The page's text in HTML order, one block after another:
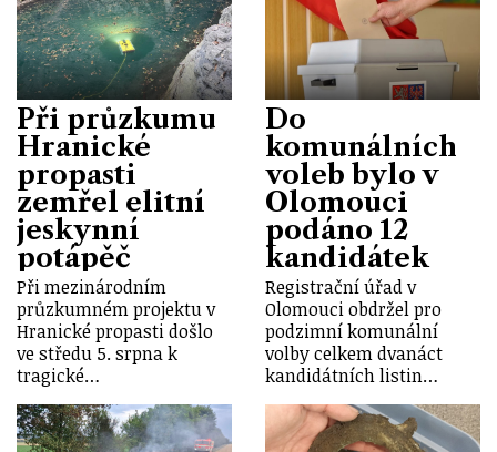
Při průzkumu
Hranické
propasti
zemřel elitní
jeskynní
potápěč
Při mezinárodním
průzkumném projektu v
Hranické propasti došlo
ve středu 5. srpna k
tragické…
Do
komunálních
voleb bylo v
Olomouci
podáno 12
kandidátek
Registrační úřad v
Olomouci obdržel pro
podzimní komunální
volby celkem dvanáct
kandidátních listin…